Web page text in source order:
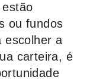
ou fundos
escolher a
carteira, é